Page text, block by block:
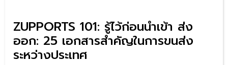
ZUPPORTS 101: รู้ไว้ก่อนนำเข้า ส่ง
ออก: 25 เอกสารสำคัญในการขนส่ง
ระหว่างประเทศ